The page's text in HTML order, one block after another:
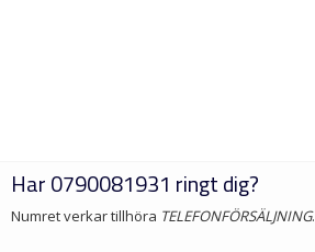
Har0790081931 ringt dig?
Numret verkar tillhöra TELEFONFÖRSÄLJNING.